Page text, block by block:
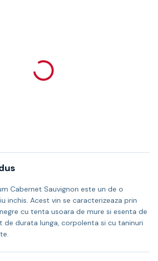
Cabernet Sauvignon este un de o
inchis. Acest vin se caracterizeaza prin
cu tenta usoara de mure si esenta de
de durata lunga, corpolenta si cu taninuri